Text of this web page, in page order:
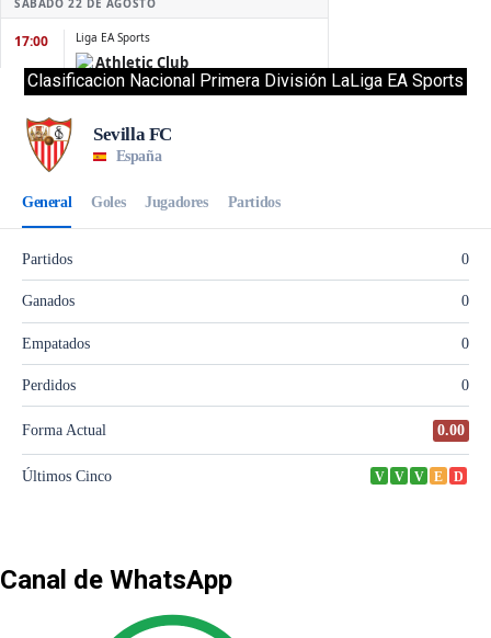
Clasificacion Nacional Primera División LaLiga EA Sports
Canal de WhatsApp